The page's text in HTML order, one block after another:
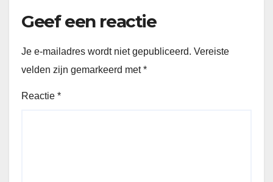
Geef een reactie
Je e-mailadres wordt niet gepubliceerd. Vereiste
velden zijn gemarkeerd met*
Reactie *